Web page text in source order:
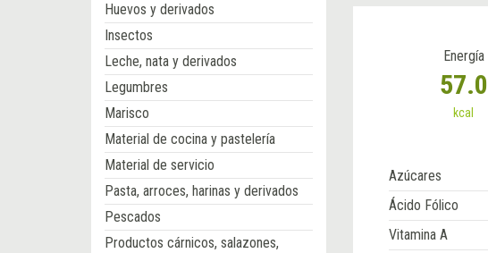
Huevos y derivados
Insectos
Leche, nata y derivados
Legumbres
Marisco
Material de cocina y pastelería
Material de servicio
Pasta, arroces, harinas y derivados
Pescados
Productos cárnicos, salazones,
Energía
57.0
kcal
Azúcares
Ácido Fólico
Vitamina A